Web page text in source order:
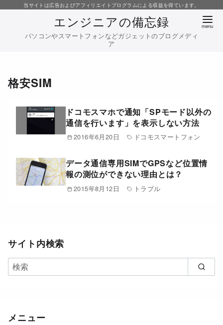
移
当サイトは広告およびアフィリエイトプログラムによる収益を得ています。
エンジニアの備忘録
パソコンやスマートフォンなどガジェットのブログメディ
ア
格安SIM
ドコモスマホで通知「SPモード以外の
通信を行います」を表示しない方法
2016年6月20日 ドコモスマートフォン
データ通信専用SIMでGPSなど位置情
報の測位ができない理由とは？
2015年8月12日 トラブル
サイト内検索
メニュー